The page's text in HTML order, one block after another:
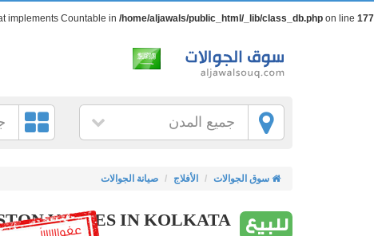
implements Countable in /home/aljawals/public_html/_lib/class_db.php on line 177
جميع المدن
سوق الجوالات الأفلاج صيانة الجوالات
للبيع VALVES IN KOLKATA